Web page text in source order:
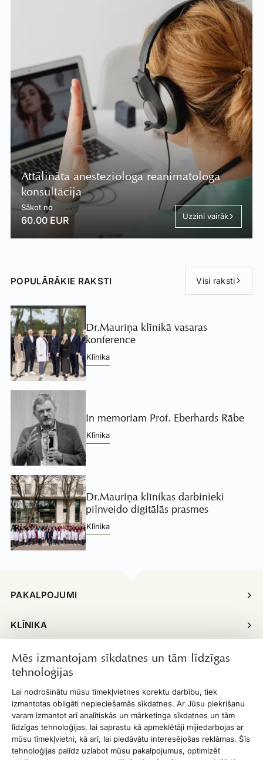
Mēs izmantojam sīkdatnes un tām līdzīgas
tehnoloģijas
Lai nodrošinātu mūsu tīmekļvietnes korektu darbību, tiek
izmantotas obligāti nepieciešamās sīkdatnes. Ar Jūsu piekrišanu
varam izmantot arī analītiskās un mārketinga sīkdatnes un tām
līdzīgas tehnoloģijas, lai saprastu kā apmeklētāji mijiedarbojas ar
mūsu tīmekļvietni, kā arī, lai piedāvātu interesējošas reklāmas. Šīs
tehnoloģijas palīdz uzlabot mūsu pakalpojumus, optimizēt
Attālināta anesteziologa reanimatologa
konsultācija
Sākot no
60.00 EUR Uzzini vairāk
POPULĀRĀKIE RAKSTI Visi raksti
Dr.Mauriņa klīnikā vasaras
konference
Klīnika
In memoriam Prof. Eberhards Rābe
Klīnika
Dr.Mauriņa klīnikas darbinieki
pilnveido digitālās prasmes
Klīnika
PAKALPOJUMI
KLĪNIKA
INFORMĀCIJA
DARBA LAIKS
KONTAKTI